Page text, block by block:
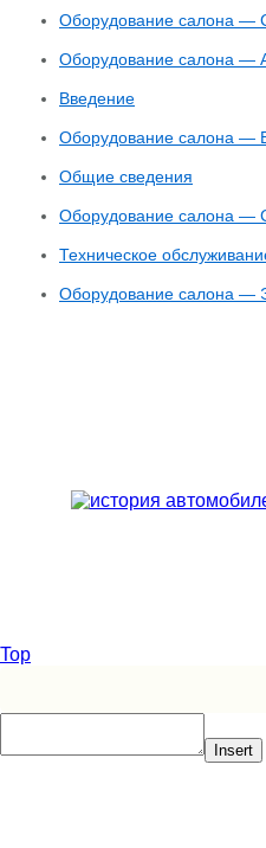
Оборудование салона —
Оборудование салона —
Введение
Оборудование салона —
Общие сведения
Оборудование салона —
Техническое
Оборудование салона —
Top
Insert